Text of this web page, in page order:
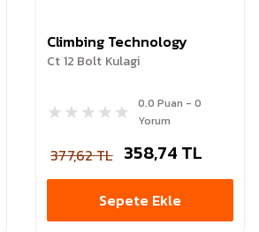
Climbing Technology
Ct 12 Bolt Kulagi
0.0 Puan - 0
Yorum
377,62 TL 358,74 TL
Sepete Ekle